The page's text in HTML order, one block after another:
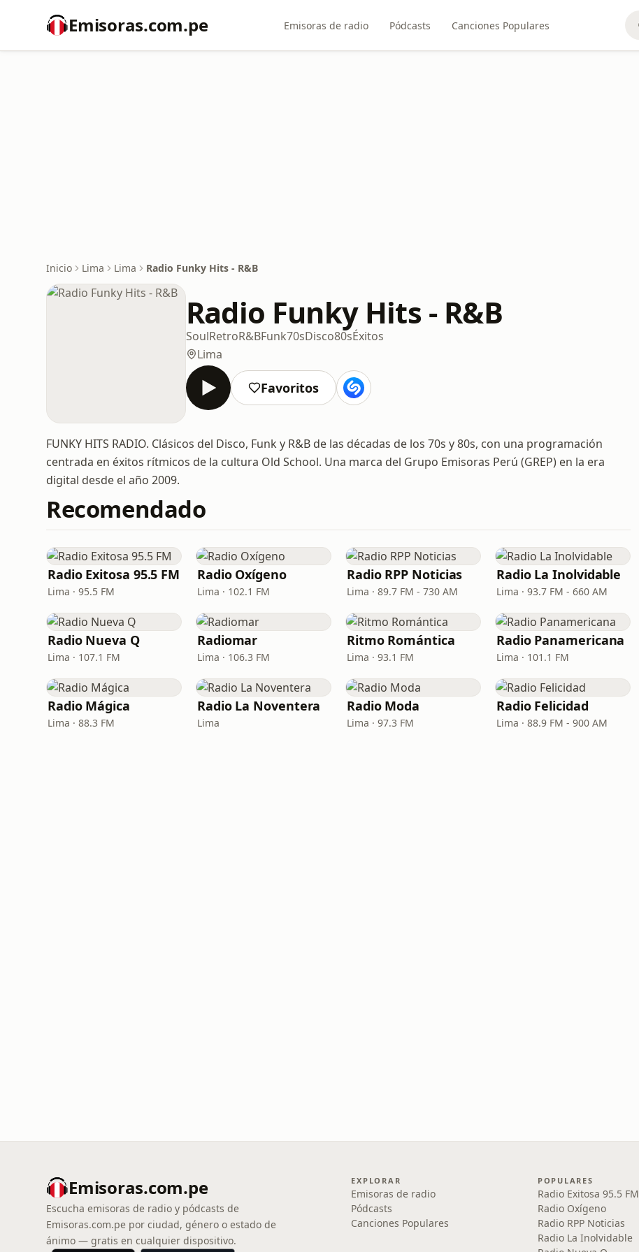
Emisoras.com.pe Emisoras de radio Pódcasts Canciones Populares
Inicio Lima Lima Radio Funky Hits - R&B
Radio Funky Hits - R&B
SoulRetroR&BFunk70sDisco80sÉxitos
Lima
Favoritos
FUNKY HITS RADIO. Clásicos del Disco, Funk y R&B de las décadas de los 70s y 80s, con una programación
centrada en éxitos rítmicos de la cultura Old School. Una marca del Grupo Emisoras Perú (GREP) en la era
digital desde el año 2009.
Recomendado
Radio Exitosa 95.5 FM
Lima · 95.5 FM
Radio Oxígeno
Lima · 102.1 FM
Radio RPP Noticias
Lima · 89.7 FM - 730 AM
Radio La Inolvidable
Lima · 93.7 FM - 660 AM
Radio Nueva Q
Lima · 107.1 FM
Radiomar
Lima · 106.3 FM
Ritmo Romántica
Lima · 93.1 FM
Radio Panamericana
Lima · 101.1 FM
Radio Mágica
Lima · 88.3 FM
Radio La Noventera
Lima
Radio Moda
Lima · 97.3 FM
Radio Felicidad
Lima · 88.9 FM - 900 AM
Emisoras.com.pe
Escucha emisoras de radio y pódcasts de
Emisoras.com.pe por ciudad, género o estado de
ánimo — gratis en cualquier dispositivo.
EXPLORAR
Emisoras de radio
Pódcasts
Canciones Populares
POPULARES
Radio Exitosa 95.5 FM
Radio Oxígeno
Radio RPP Noticias
Radio La Inolvidable